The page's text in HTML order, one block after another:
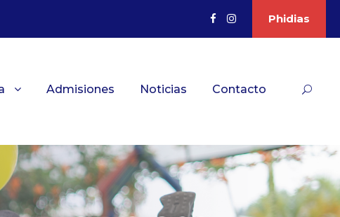
Phidias
Admisiones Noticias Contacto